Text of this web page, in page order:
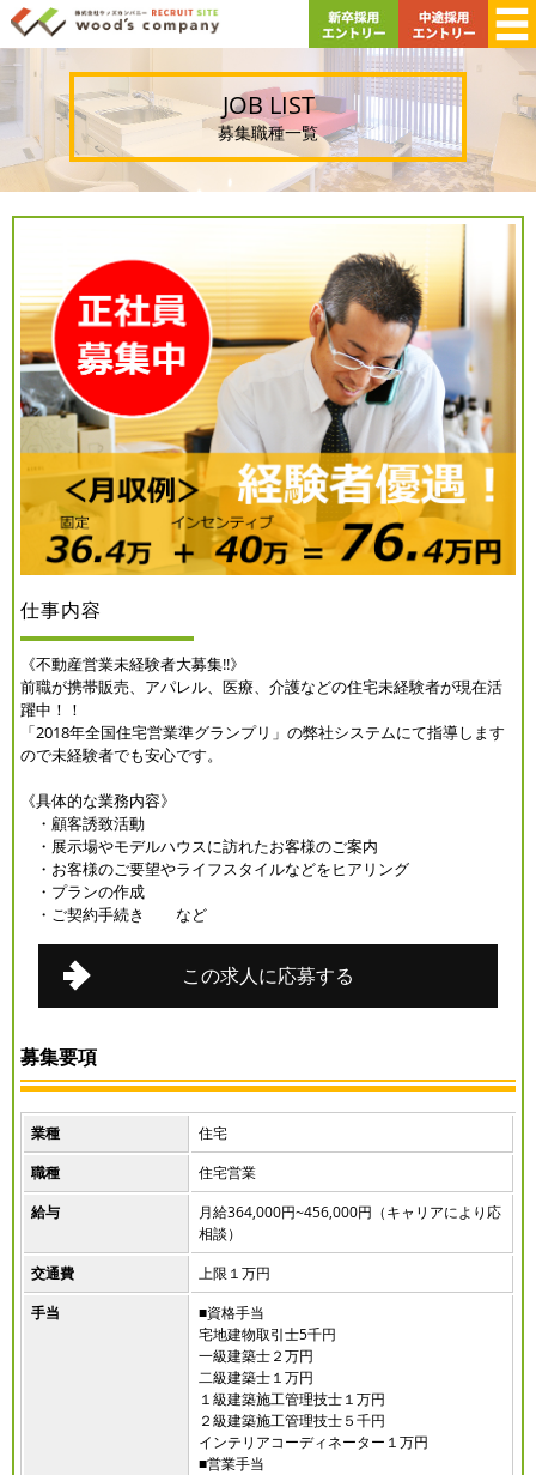
JOB LIST
募集職種一覧
仕事内容
《不動産営業未経験者大募集!!》
前職が携帯販売、アパレル、医療、介護などの住宅未経験者が現在活
躍中！！
「2018年全国住宅営業準グランプリ」の弊社システムにて指導します
ので未経験者でも安心です。
《具体的な業務内容》
・顧客誘致活動
・展示場やモデルハウスに訪れたお客様のご案内
・お客様のご要望やライフスタイルなどをヒアリング
・プランの作成
・ご契約手続き など
この求人に応募する
募集要項
業種
住宅
職種
住宅営業
給与
月給364,000円~456,000円（キャリアにより応
相談）
交通費
上限１万円
手当
■資格手当
宅地建物取引士5千円
一級建築士２万円
二級建築士１万円
１級建築施工管理技士１万円
２級建築施工管理技士５千円
インテリアコーディネーター１万円
■営業手当